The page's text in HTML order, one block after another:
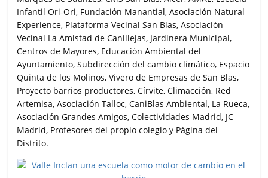
Infantil Ori-Ori, Fundación Manantial, Asociación Natural
Experience, Plataforma Vecinal San Blas, Asociación
Vecinal La Amistad de Canillejas, Jardinera Municipal,
Centros de Mayores, Educación Ambiental del
Ayuntamiento, Subdirección del cambio climático, Espacio
Quinta de los Molinos, Vivero de Empresas de San Blas,
Proyecto barrios productores, Círvite, Climacción, Red
Artemisa, Asociación Talloc, CaniBlas Ambiental, La Rueca,
Asociación Grandes Amigos, Colectividades Madrid, JC
Madrid, Profesores del propio colegio y Página del
Distrito.